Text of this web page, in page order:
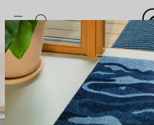
MENY
Til
toppen
Merker
Finn
bryllupsliste
Lag
bryllupsliste
Søk